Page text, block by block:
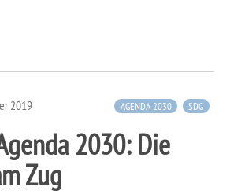
AGENDA 2030 SDG
2019
2030: Die
Zug